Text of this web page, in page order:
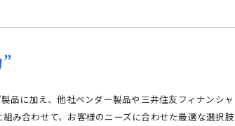
品に加え、他社ベンダー製品や三井住友フィナンシャ
み合わせて、お客様のニーズに合わせた最適な選択肢